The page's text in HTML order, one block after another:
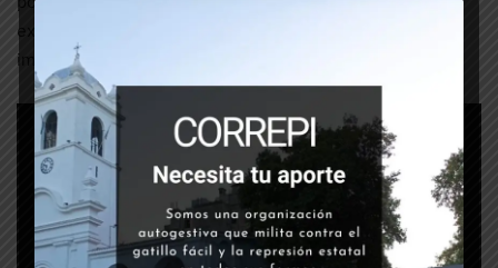
exigimos del nuevo gobierno estas medidas urgentes e
imprescindibles para contener la creciente represión .